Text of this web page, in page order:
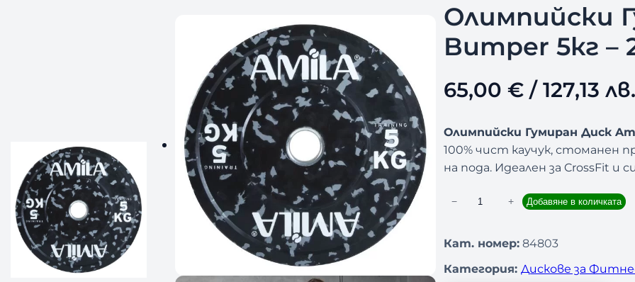
Олимпийски
Bumper 5кг –
65,00 €/ 127,13 лв.
Олимпийски Гумиран Диск
100% чист каучук, стоманен
на пода. Идеален за CrossFit и
л
ч
− + Добавяне в количката
Кат. номер: 84803
Категория: Дискове за